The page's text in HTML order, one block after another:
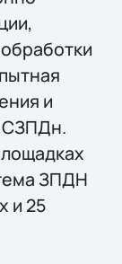
и
СЗПДн.
ЗПДН
и 25